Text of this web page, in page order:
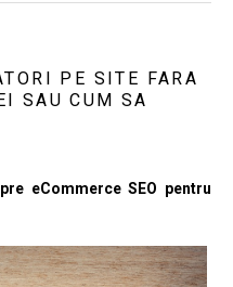
PE SITE FARA
SAU CUM SA
eCommerce SEO pentru